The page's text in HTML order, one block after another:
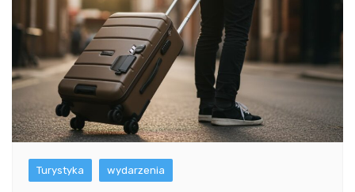
Turystyka wydarzenia